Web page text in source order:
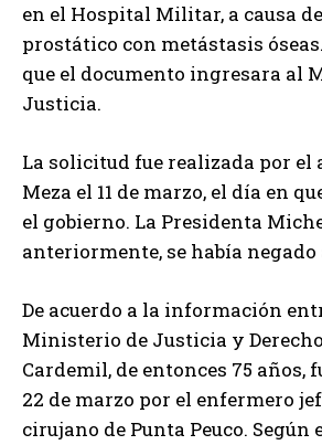
en el Hospital Militar, a causa
prostático con metástasis
que el documento ingresara al
Justicia.
La solicitud fue realizada por el
Meza el 11 de marzo, el día en
el gobierno. La Presidenta
anteriormente, se había
De acuerdo a la información
Ministerio de Justicia y
Cardemil, de entonces 75 años,
22 de marzo por el enfermero
cirujano de Punta Peuco. Según